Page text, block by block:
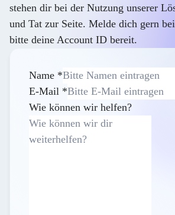
stehen dir bei der Nutzung unserer
und Tat zur Seite. Melde dich gern
bitte deine Account ID bereit.
Name *
E-Mail *
Wie können wir helfen?